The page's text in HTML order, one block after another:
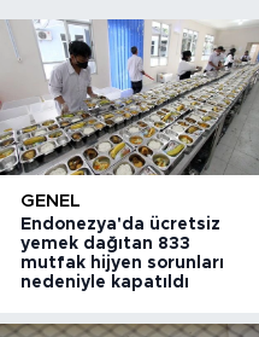
GENEL
Endonezya'da ücretsiz
yemek dağıtan 833
mutfak hijyen sorunları
nedeniyle kapatıldı